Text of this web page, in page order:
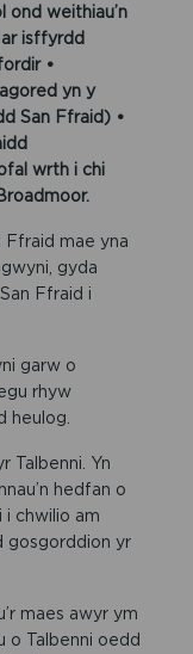
ond weithiau’n
isffyrdd
•
yn y
San Ffraid) •
wrth i chi
Ffraid mae yna
gyda
Ffraid i
garw o
rhyw
heulog.
Talbenni. Yn
hedfan o
chwilio am
gosgorddion yr
maes awyr ym
o Talbenni oedd